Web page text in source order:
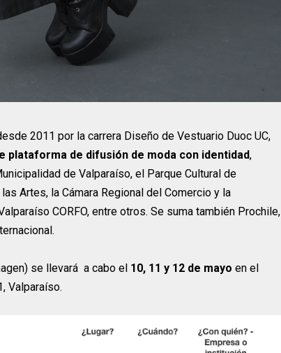
2011 por la carrera Diseño de Vestuario Duoc UC,
plataforma de difusión de moda con identidad,
de Valparaíso, el Parque Cultural de
Artes, la Cámara Regional del Comercio y la
CORFO, entre otros. Se suma también Prochile,
se llevará a cabo el 10, 11 y 12 de mayo en el
Valparaíso.